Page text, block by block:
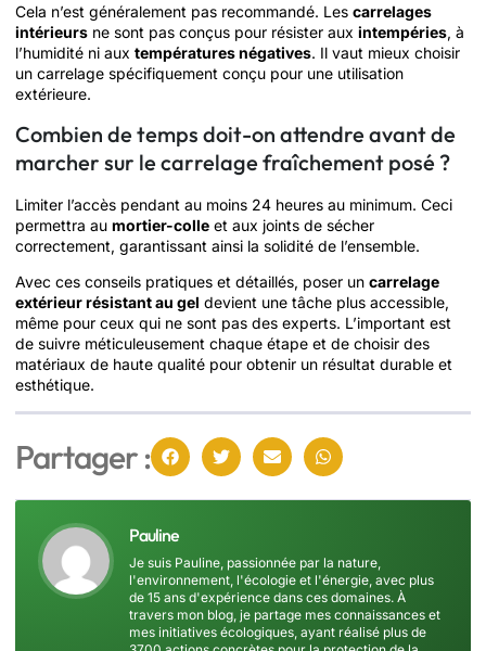
Cela n’est généralement pas recommandé. Les carrelages
intérieurs ne sont pas conçus pour résister aux intempéries, à
l’humidité ni aux températures négatives. Il vaut mieux choisir
un carrelage spécifiquement conçu pour une utilisation
extérieure.
Combien de temps doit-on attendre avant de
marcher sur le carrelage fraîchement posé ?
Limiter l’accès pendant au moins 24 heures au minimum. Ceci
permettra au mortier-colle et aux joints de sécher
correctement, garantissant ainsi la solidité de l’ensemble.
Avec ces conseils pratiques et détaillés, poser un carrelage
extérieur résistant au gel devient une tâche plus accessible,
même pour ceux qui ne sont pas des experts. L’important est
de suivre méticuleusement chaque étape et de choisir des
matériaux de haute qualité pour obtenir un résultat durable et
esthétique.
Partager :
Pauline
Je suis Pauline, passionnée par la nature,
l'environnement, l'écologie et l'énergie, avec plus
de 15 ans d'expérience dans ces domaines. À
travers mon blog, je partage mes connaissances et
mes initiatives écologiques, ayant réalisé plus de